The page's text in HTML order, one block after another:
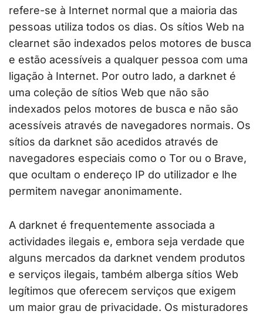
refere-se à Internet normal que a maioria das
pessoas utiliza todos os dias. Os sítios Web na
clearnet são indexados pelos motores de busca
e estão acessíveis a qualquer pessoa com uma
ligação à Internet. Por outro lado, a darknet é
uma coleção de sítios Web que não são
indexados pelos motores de busca e não são
acessíveis através de navegadores normais. Os
sítios da darknet são acedidos através de
navegadores especiais como o Tor ou o Brave,
que ocultam o endereço IP do utilizador e lhe
permitem navegar anonimamente.
A darknet é frequentemente associada a
actividades ilegais e, embora seja verdade que
alguns mercados da darknet vendem produtos
e serviços ilegais, também alberga sítios Web
legítimos que oferecem serviços que exigem
um maior grau de privacidade. Os misturadores